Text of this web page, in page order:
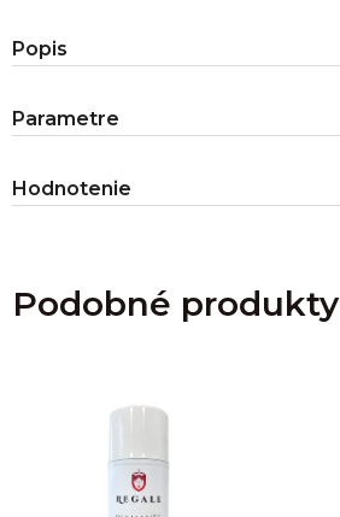
Popis
Parametre
Hodnotenie
Podobné produkty